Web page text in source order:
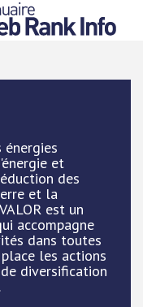
énergies
et
des
et la
est un
accompagne
dans toutes
les actions
diversification